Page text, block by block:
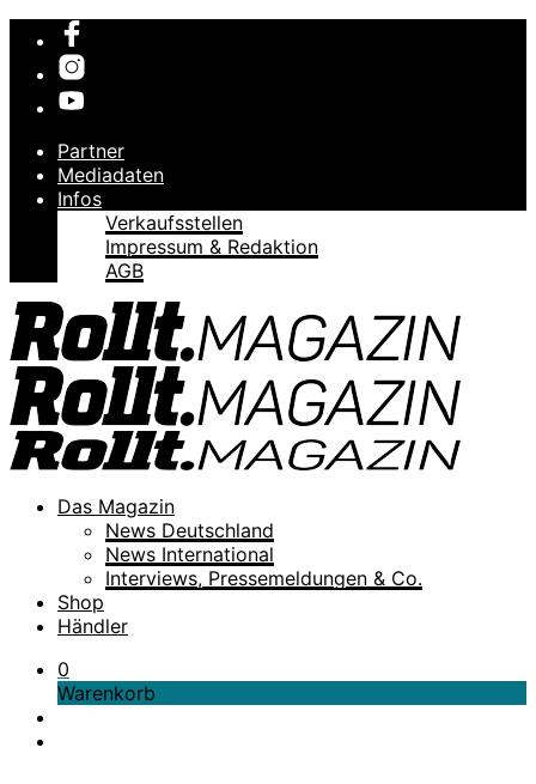
Partner
Mediadaten
Infos
Verkaufsstellen
Impressum & Redaktion
AGB
Das Magazin
News Deutschland
News International
Interviews, Pressemeldungen & Co.
Shop
Händler
0
Warenkorb